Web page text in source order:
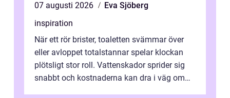
07 augusti 2026
Eva Sjöberg
inspiration
När ett rör brister, toaletten svämmar över
eller avloppet totalstannar spelar klockan
plötsligt stor roll. Vattenskador sprider sig
snabbt och kostnaderna kan dra i väg om